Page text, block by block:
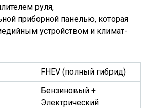
руля,
приборной панелью, которая
устройством и климат-
FHEV (полный гибрид)
Бензиновый +
Электрический